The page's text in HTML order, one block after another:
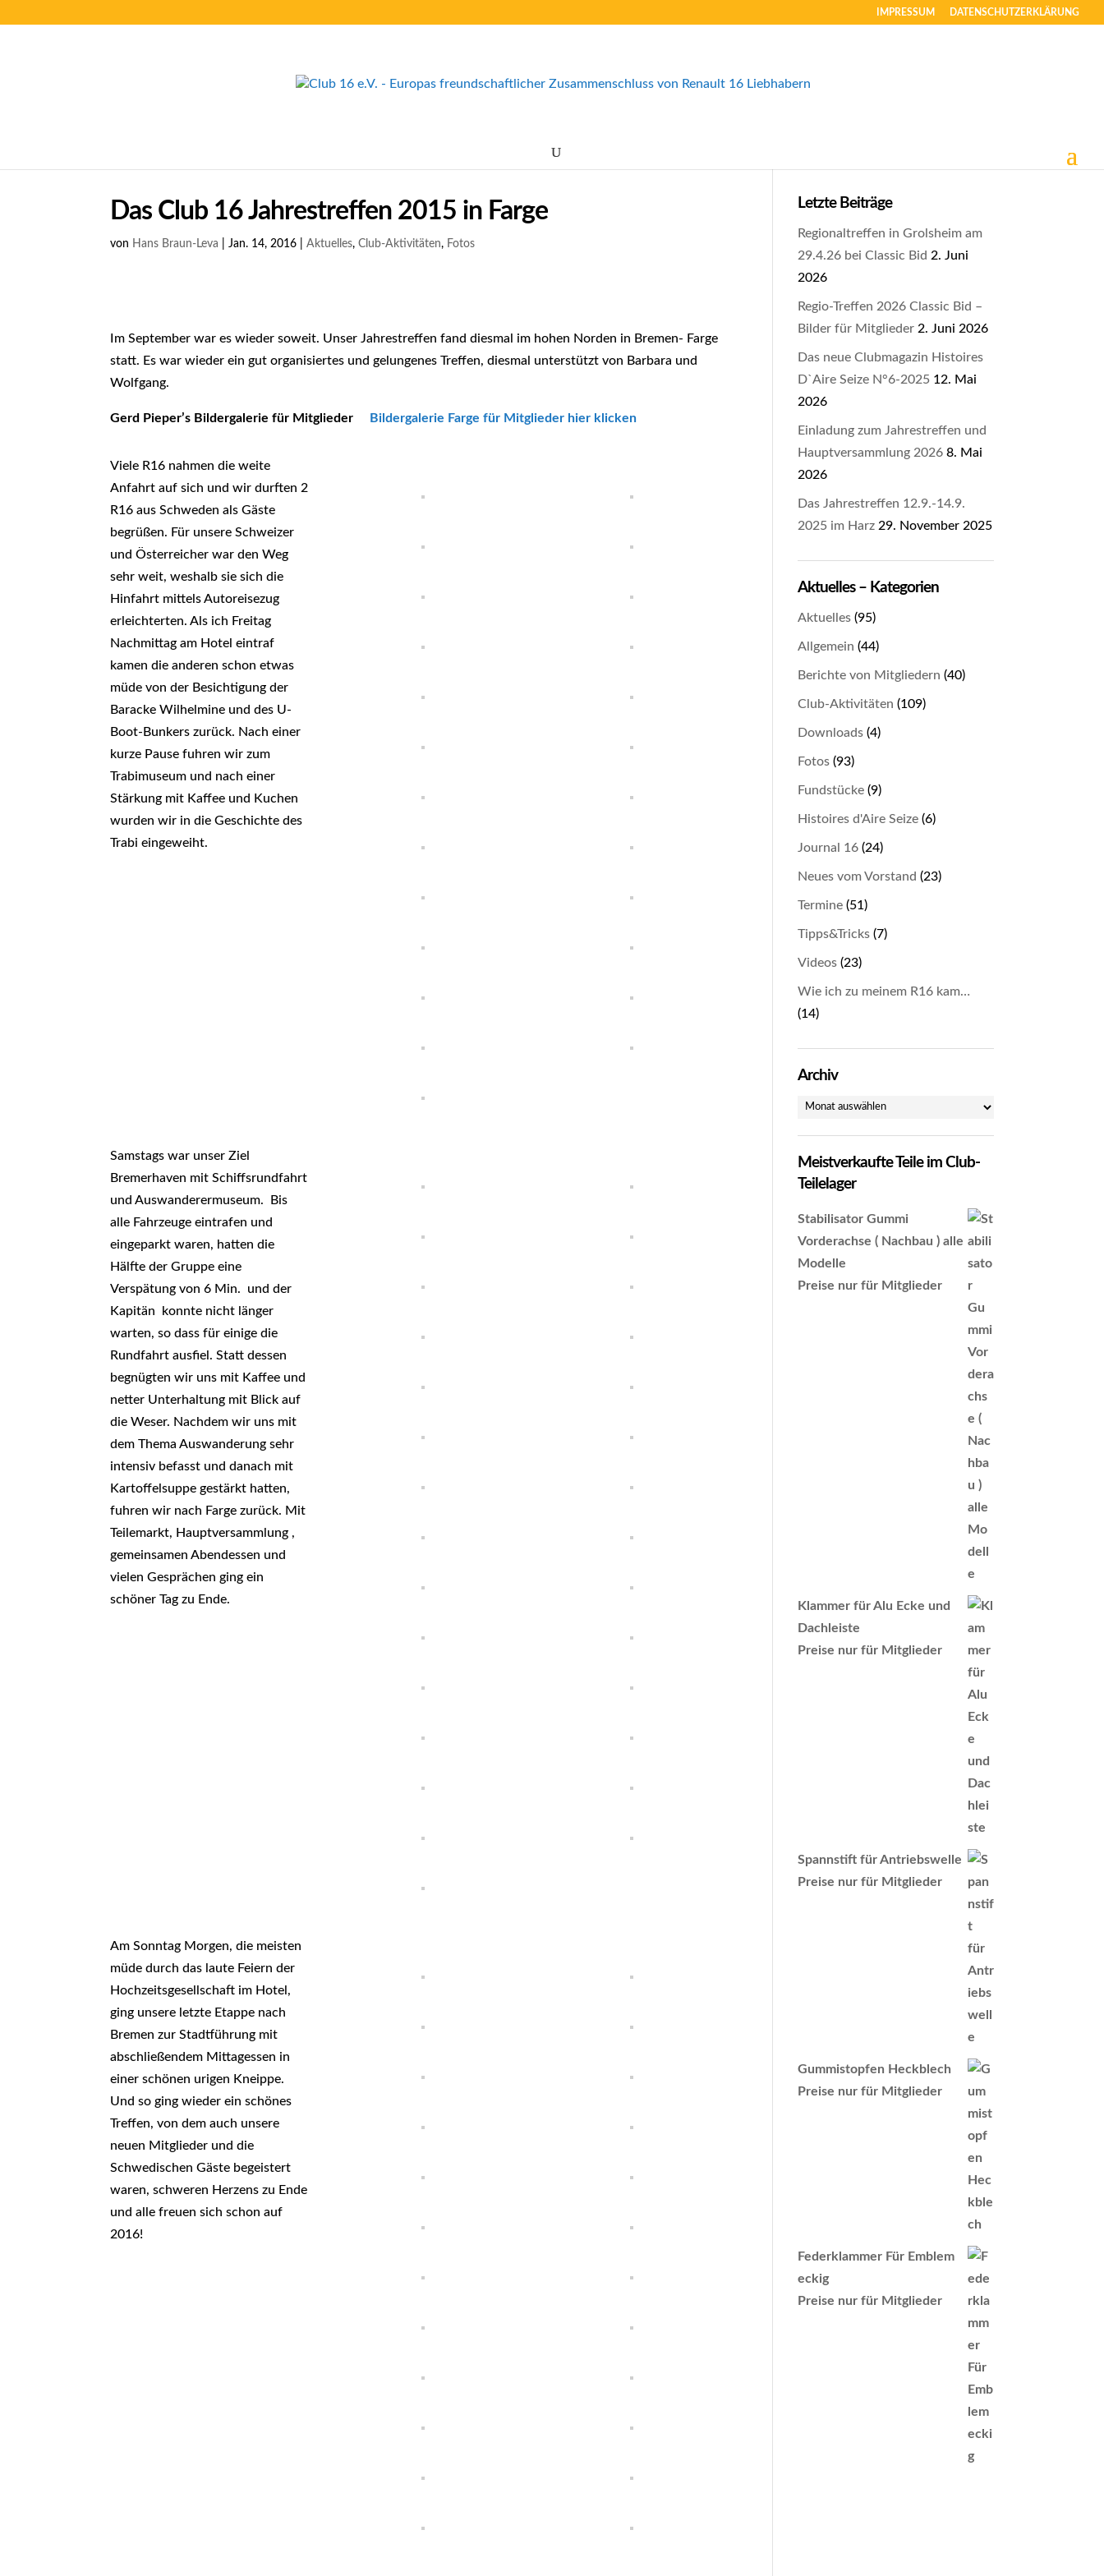
IMPRESSUM DATENSCHUTZERKLÄRUNG
Das Club 16 Jahrestreffen 2015 in Farge
von Hans Braun-Leva |Jan. 14, 2016 |Aktuelles,Club-Aktivitäten, Fotos
Im September war es wieder soweit. Unser Jahrestreffen fand diesmal im hohen Norden in Bremen- Farge
statt. Es war wieder ein gut organisiertes und gelungenes Treffen, diesmal unterstützt von Barbara und
Wolfgang.
Gerd Pieper’s Bildergalerie für Mitglieder Bildergalerie Farge für Mitglieder hier klicken
Viele R16 nahmen die weite
Anfahrt auf sich und wir durften 2
R16 aus Schweden als Gäste
begrüßen. Für unsere Schweizer
und Österreicher war den Weg
sehr weit, weshalb sie sich die
Hinfahrt mittels Autoreisezug
erleichterten. Als ich Freitag
Nachmittag am Hotel eintraf
kamen die anderen schon etwas
müde von der Besichtigung der
Baracke Wilhelmine und des U-
Boot-Bunkers zurück. Nach einer
kurze Pause fuhren wir zum
Trabimuseum und nach einer
Stärkung mit Kaffee und Kuchen
wurden wir in die Geschichte des
Trabi eingeweiht.
Samstags war unser Ziel
Bremerhaven mit Schiffsrundfahrt
und Auswanderermuseum. Bis
alle Fahrzeuge eintrafen und
eingeparkt waren, hatten die
Hälfte der Gruppe eine
Verspätung von 6 Min. und der
Kapitän konnte nicht länger
warten, so dass für einige die
Rundfahrt ausfiel. Statt dessen
begnügten wir uns mit Kaffee und
netter Unterhaltung mit Blick auf
die Weser. Nachdem wir uns mit
dem Thema Auswanderung sehr
intensiv befasst und danach mit
Kartoffelsuppe gestärkt hatten,
fuhren wir nach Farge zurück. Mit
Teilemarkt, Hauptversammlung ,
gemeinsamen Abendessen und
vielen Gesprächen ging ein
schöner Tag zu Ende.
Am Sonntag Morgen, die meisten
müde durch das laute Feiern der
Hochzeitsgesellschaft im Hotel,
ging unsere letzte Etappe nach
Bremen zur Stadtführung mit
abschließendem Mittagessen in
einer schönen urigen Kneippe.
Und so ging wieder ein schönes
Treffen, von dem auch unsere
neuen Mitglieder und die
Schwedischen Gäste begeistert
waren, schweren Herzens zu Ende
und alle freuen sich schon auf
2016!
Letzte Beiträge
Regionaltreffen in Grolsheim am
29.4.26 bei Classic Bid 2. Juni
2026
Regio-Treffen 2026 Classic Bid –
Bilder für Mitglieder 2. Juni 2026
Das neue Clubmagazin Histoires
D`Aire Seize N°6-2025 12. Mai
2026
Einladung zum Jahrestreffen und
Hauptversammlung 2026 8. Mai
2026
Das Jahrestreffen 12.9.-14.9.
2025 im Harz 29. November 2025
Aktuelles – Kategorien
Aktuelles(95)
Allgemein (44)
Berichte von Mitgliedern (40)
Club-Aktivitäten (109)
Downloads(4)
Fotos(93)
Fundstücke(9)
Histoires d'Aire Seize(6)
Journal 16(24)
Neues vom Vorstand (23)
Termine(51)
Tipps&Tricks(7)
Videos(23)
Wie ich zu meinem R16 kam…
(14)
Archiv
Archiv
Meistverkaufte Teile im Club-
Teilelager
Stabilisator Gummi
Vorderachse ( Nachbau ) alle
Modelle
Preise nur für Mitglieder
Klammer für Alu Ecke und
Dachleiste
Preise nur für Mitglieder
Spannstift für Antriebswelle
Preise nur für Mitglieder
Gummistopfen Heckblech
Preise nur für Mitglieder
Federklammer Für Emblem
eckig
Preise nur für Mitglieder